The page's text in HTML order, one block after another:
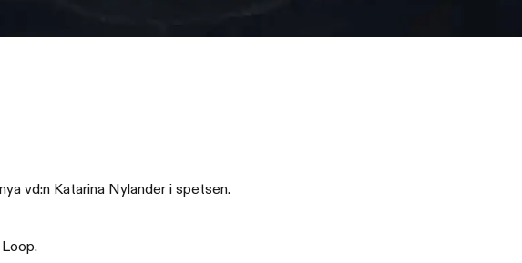
vd:n Katarina Nylander i spetsen.